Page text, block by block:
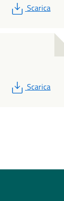
PDF
Scarica
PDF
Scarica